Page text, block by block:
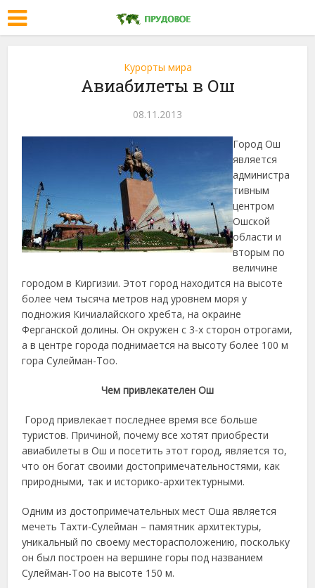
Курорты мира
Авиабилеты в Ош
08.11.2013
Город Ош
является
администра
тивным
центром
Ошской
области и
вторым по
величине
городом в Киргизии. Этот город находится на высоте
более чем тысяча метров над уровнем моря у
подножия Кичиалайского хребта, на окраине
Ферганской долины. Он окружен с 3-х сторон отрогами,
а в центре города поднимается на высоту более 100 м
гора Сулейман-Тоо.
Чем привлекателен Ош
Город привлекает последнее время все больше
туристов. Причиной, почему все хотят приобрести
авиабилеты в Ош и посетить этот город, является то,
что он богат своими достопримечательностями, как
природными, так и историко-архитектурными.
Одним из достопримечательных мест Оша является
мечеть Тахти-Сулейман – памятник архитектуры,
уникальный по своему месторасположению, поскольку
он был построен на вершине горы под названием
Сулейман-Тоо на высоте 150 м.